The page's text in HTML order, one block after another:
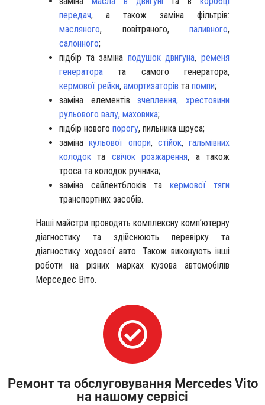
передач, а також заміна фільтрів:
масляного, повітряного, паливного,
салонного;
підбір та заміна подушок двигуна,ременя
генератора та самого генератора,
кермової рейки, амортизаторів та помпи;
заміна елементівзчеплення,
хрестовини
рульового валу, маховика;
підбір нового порогу, пильника шруса;
замінакульової опори, стійок, гальмівних
колодок та свічок розжарення, а також
троса та колодок ручника;
заміна сайлентблоків та кермової тяги
транспортних засобів.
Наші майстри проводять комплексну комп’ютерну
діагностику та здійснюють перевірку та
діагностику ходової авто. Також виконують інші
роботи на різних марках кузова автомобілів
Мерседес Віто.
Ремонт та обслуговування Mercedes Vito
на нашому сервісі